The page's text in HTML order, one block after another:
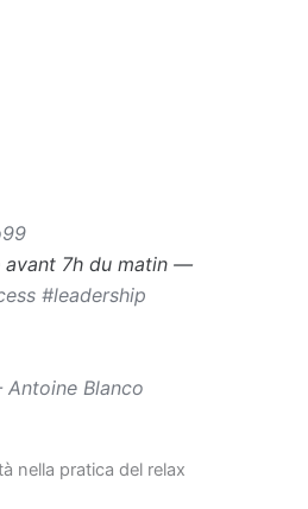
avant 7h du matin —
#leadership
Blanco
nella pratica del relax